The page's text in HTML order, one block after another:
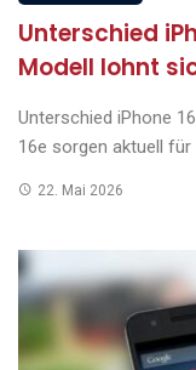
Unterschied
Modell lohnt
Unterschied iPhone
16e sorgen aktuell für ...
22. Mai 2026